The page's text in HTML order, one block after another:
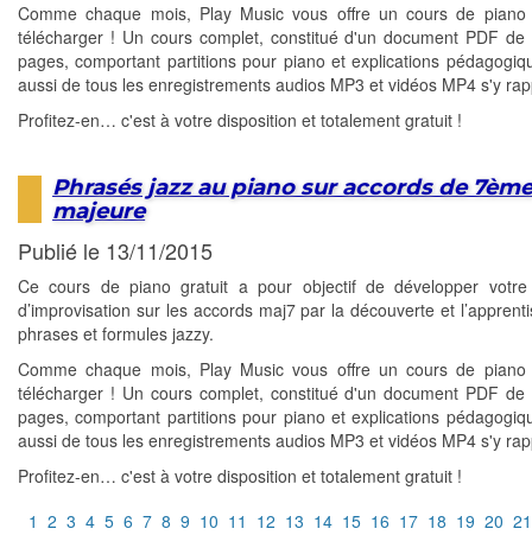
Comme chaque mois, Play Music vous offre un cours de
télécharger ! Un cours complet, constitué d'un document PDF de
pages, comportant partitions pour piano et explications
aussi de tous les enregistrements audios MP3 et vidéos MP4 s'y
Profitez-en… c'est à votre disposition et totalement gratuit !
Phrasés jazz au piano sur accords de
majeure
Publié le 13/11/2015
Ce cours de piano gratuit a pour objectif de développer votre
d’improvisation sur les accords maj7 par la découverte et
phrases et formules jazzy.
Comme chaque mois, Play Music vous offre un cours de
télécharger ! Un cours complet, constitué d'un document PDF de
pages, comportant partitions pour piano et explications
aussi de tous les enregistrements audios MP3 et vidéos MP4 s'y
Profitez-en… c'est à votre disposition et totalement gratuit !
1 2 3 4 5 6 7 8 9 10 11 12 13 14 15 16 17 18 19 20 21